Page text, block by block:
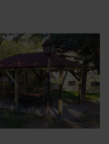
OPCJE